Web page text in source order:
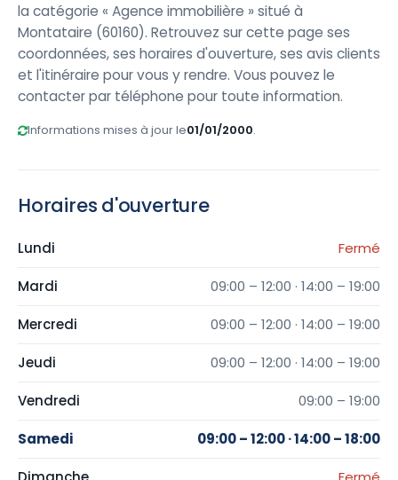
la catégorie « Agence immobilière » situé à
Montataire (60160). Retrouvez sur cette page ses
coordonnées, ses horaires d'ouverture, ses avis clients
et l'itinéraire pour vous y rendre. Vous pouvez le
contacter par téléphone pour toute information.
Informations mises à jour le01/01/2000.
Horaires d'ouverture
Lundi Fermé
Mardi 09:00 – 12:00 · 14:00 – 19:00
Mercredi 09:00 – 12:00 · 14:00 – 19:00
Jeudi 09:00 – 12:00 · 14:00 – 19:00
Vendredi 09:00 – 19:00
Samedi 09:00 – 12:00 · 14:00 – 18:00